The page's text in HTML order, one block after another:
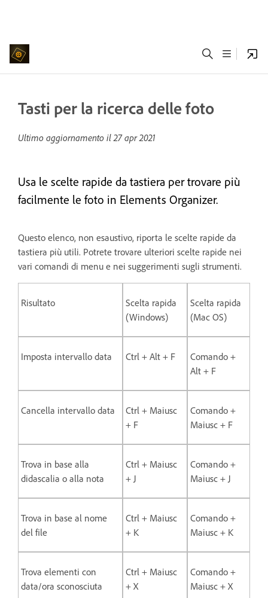
Tasti per la ricerca delle foto
Ultimo aggiornamento il27 apr 2021
Usa le scelte rapide da tastiera per trovare più
facilmente le foto in Elements Organizer.
Questo elenco, non esaustivo, riporta le scelte rapide da
tastiera più utili. Potrete trovare ulteriori scelte rapide nei
vari comandi di menu e nei suggerimenti sugli strumenti.
Risultato
Scelta rapida
(Windows)
Scelta rapida
(Mac OS)
Imposta intervallo data Ctrl + Alt + F
Comando +
Alt + F
Cancella intervallo data
Ctrl + Maiusc
+ F
Comando +
Maiusc + F
Trova in base alla
didascalia o alla nota
Ctrl + Maiusc
+ J
Comando +
Maiusc + J
Trova in base al nome
del file
Ctrl + Maiusc
+ K
Comando +
Maiusc + K
Trova elementi con
data/ora sconosciuta
Ctrl + Maiusc
+ X
Comando +
Maiusc + X